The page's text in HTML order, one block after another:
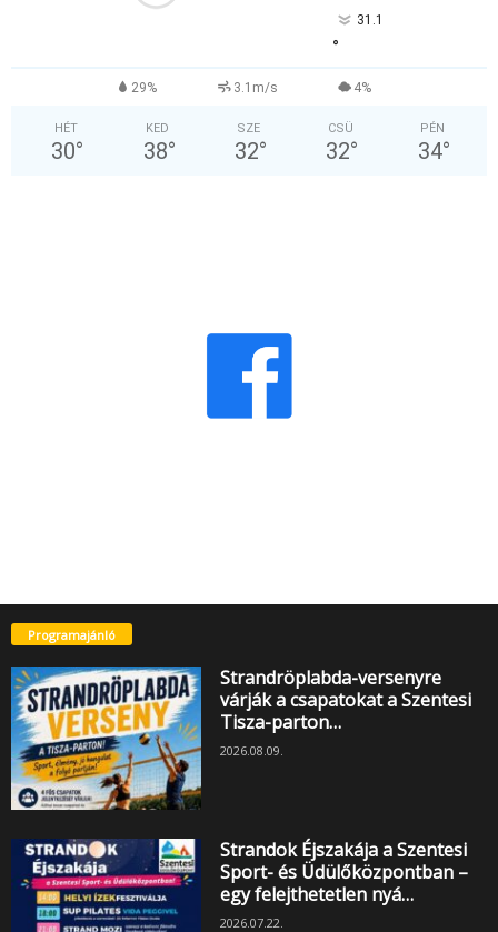
31.1
°
29% 3.1m/s 4%
HÉT
30°
KED
38°
SZE
32°
CSÜ
32°
PÉN
34°
Programajánló
Strandröplabda-versenyre
várják a csapatokat a Szentesi
Tisza-parton…
2026.08.09.
Strandok Éjszakája a Szentesi
Sport- és Üdülőközpontban –
egy felejthetetlen nyá…
2026.07.22.